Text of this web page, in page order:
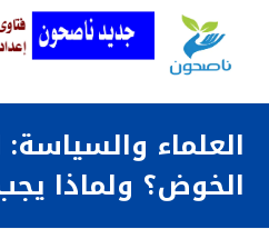
العلماء والسياسة:
الخوض؟ ولماذا يجب